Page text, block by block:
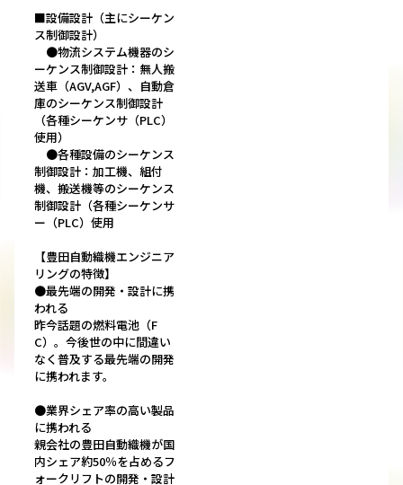
■設備設計（主にシーケン
ス制御設計）
●物流システム機器のシ
ーケンス制御設計：無人搬
送車（AGV,AGF）、自動倉
庫のシーケンス制御設計
（各種シーケンサ（PLC）
使用）
●各種設備のシーケンス
制御設計：加工機、組付
機、搬送機等のシーケンス
制御設計（各種シーケンサ
ー（PLC）使用
【豊田自動織機エンジニア
リングの特徴】
●最先端の開発・設計に携
われる
昨今話題の燃料電池（F
C）。今後世の中に間違い
なく普及する最先端の開発
に携われます。
●業界シェア率の高い製品
に携われる
親会社の豊田自動織機が国
内シェア約50％を占めるフ
ォークリフトの開発・設計